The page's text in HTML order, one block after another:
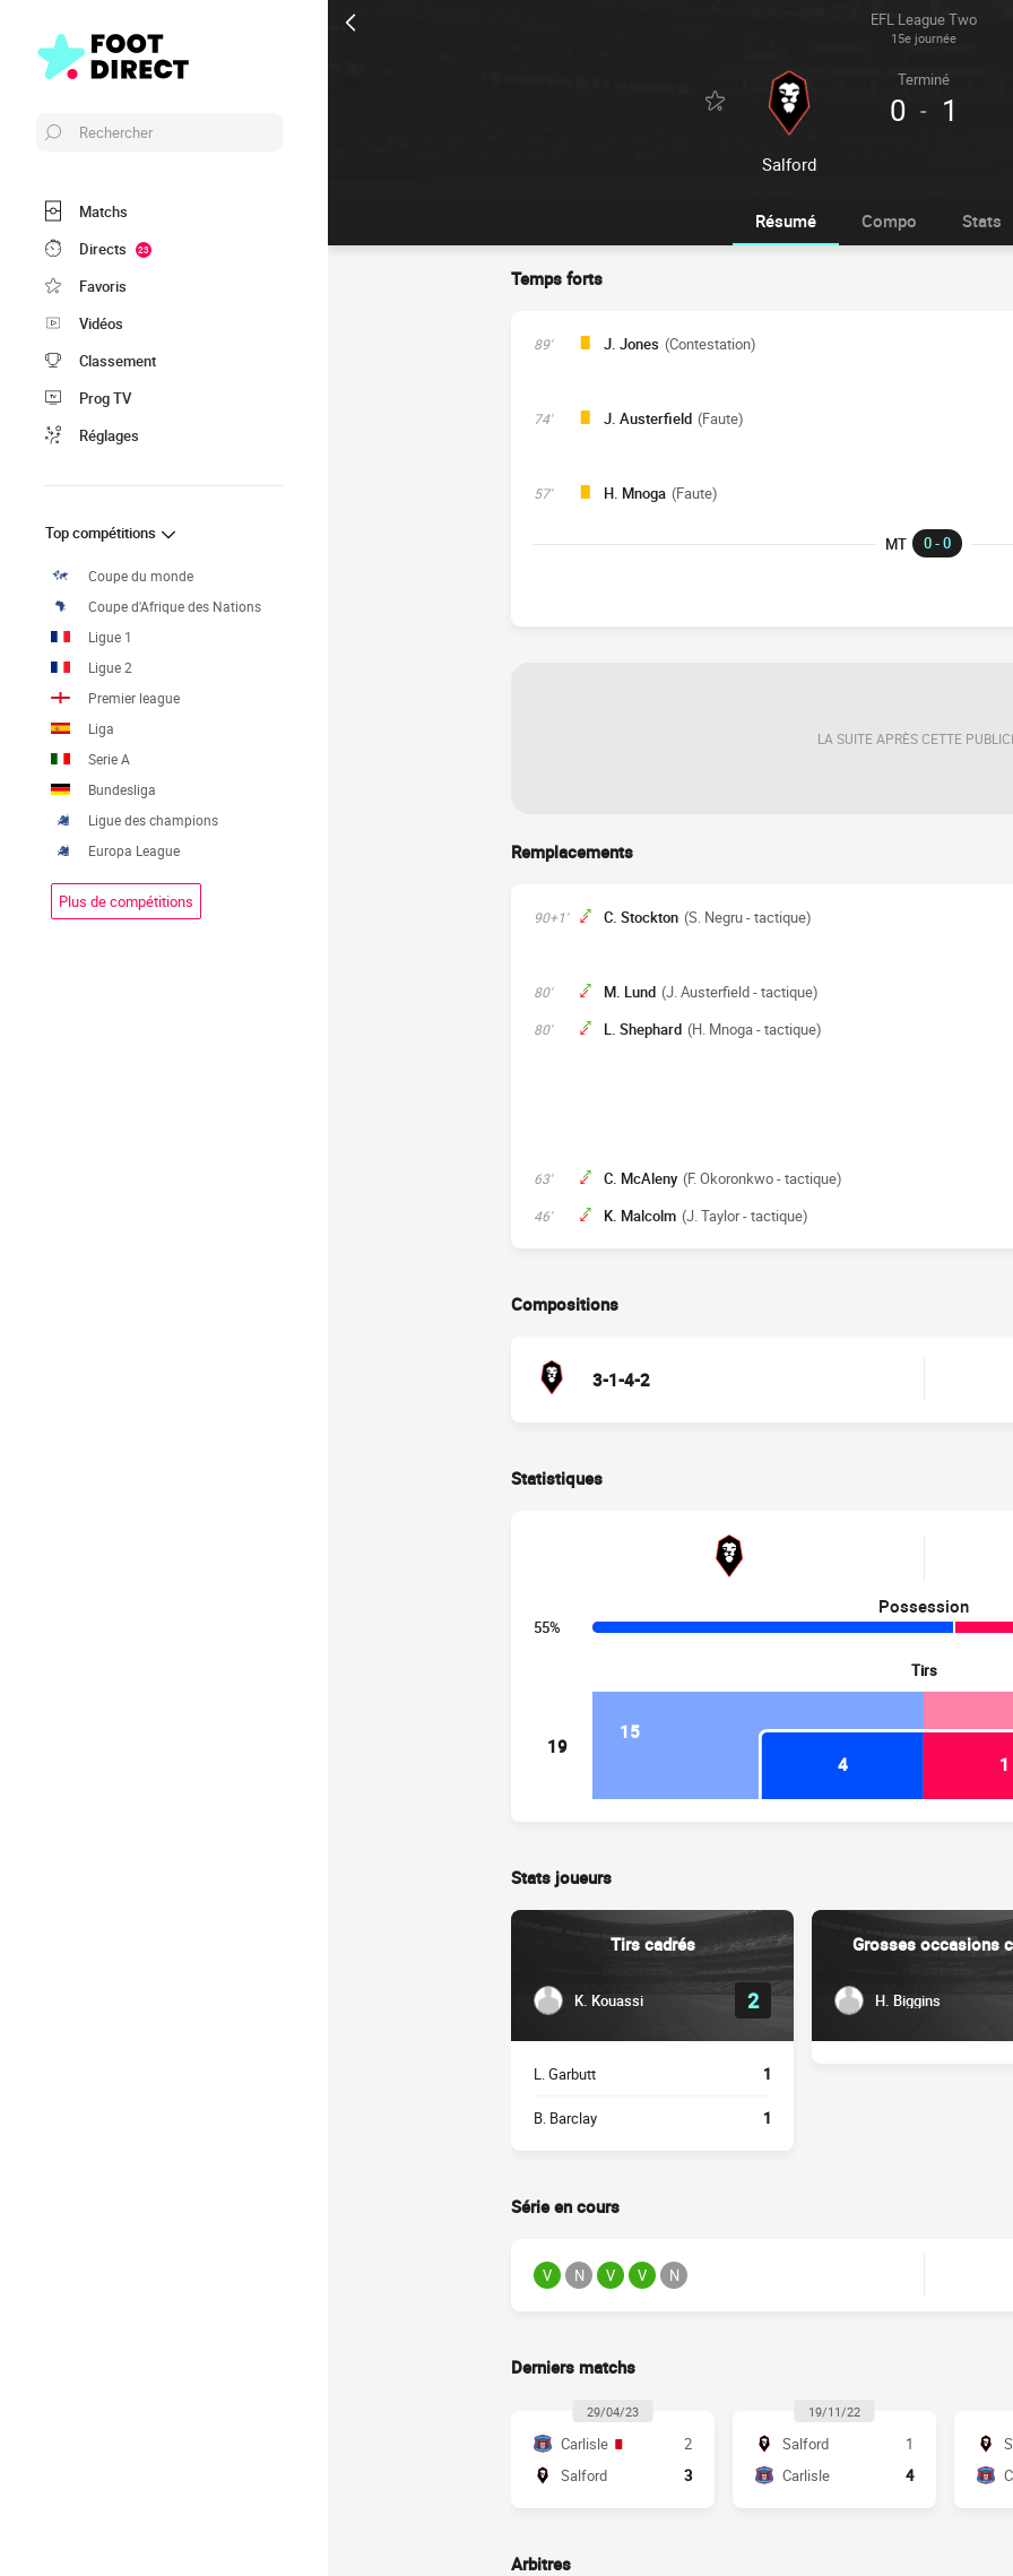
EFL League Two
15e journée
Salford
Terminé
0 - 1
Rechercher
Matchs
Directs
23
Favoris
Vidéos
Classement
Prog TV
Réglages
Top compétitions
Coupe du monde
Coupe d'Afrique des Nations
Ligue 1
Ligue 2
Premier league
Liga
Serie A
Bundesliga
Ligue des champions
Europa League
Plus de compétitions
Résumé Compo Stats
Temps forts
89' J. Jones (Contestation)
74' J. Austerfield (Faute)
57' H. Mnoga (Faute)
MT 0 - 0
LA SUITE APRÈS CETTE
Remplacements
90+1' C. Stockton (S. Negru - tactique)
80' M. Lund (J. Austerfield - tactique)
80' L. Shephard (H. Mnoga - tactique)
63' C. McAleny (F. Okoronkwo - tactique)
46' K. Malcolm (J. Taylor - tactique)
Compositions
3-1-4-2
Statistiques
Possession
55%
Tirs
19
15
4
1
Stats joueurs
Tirs cadrés
K. Kouassi 2
L. Garbutt 1
B. Barclay 1
Grosses occasions
H. Biggins
Série en cours
V N V V N
Derniers matchs
29/04/23
Carlisle
2
Salford
3
19/11/22
Salford
1
Carlisle
4
Arbitres